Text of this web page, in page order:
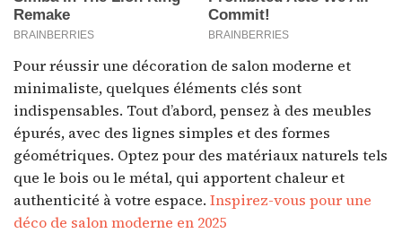
Pour réussir une décoration de salon moderne et
minimaliste, quelques éléments clés sont
indispensables. Tout d’abord, pensez à des meubles
épurés, avec des lignes simples et des formes
géométriques. Optez pour des matériaux naturels tels
que le bois ou le métal, qui apportent chaleur et
authenticité à votre espace. Inspirez-vous pour une
déco de salon moderne en 2025